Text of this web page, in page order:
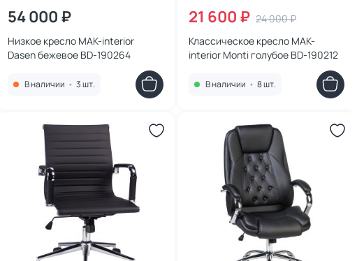
54 000 ₽
Низкое кресло MAK-interior
Dasen бежевое BD-190264
В наличии • 3 шт.
21 600 ₽ 24 000 ₽
Классическое кресло MAK-
interior Monti голубое BD-190212
В наличии • 8 шт.